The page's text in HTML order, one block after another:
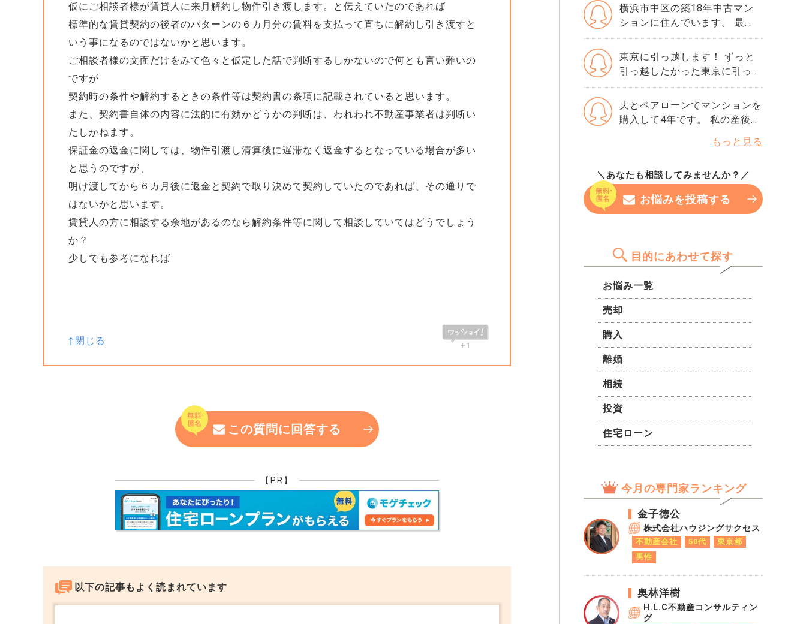
仮にご相談者様が賃貸人に来月解約し物件引き渡します。と伝えていたのであれば
標準的な賃貸契約の後者のパターンの６カ月分の賃料を支払って直ちに解約し引き渡すと
いう事になるのではないかと思います。
ご相談者様の文面だけをみて色々と仮定した話で判断するしかないので何とも言い難いの
ですが
契約時の条件や解約するときの条件等は契約書の条項に記載されていると思います。
また、契約書自体の内容に法的に有効かどうかの判断は、われわれ不動産事業者は判断い
たしかねます。
保証金の返金に関しては、物件引渡し清算後に遅滞なく返金するとなっている場合が多い
と思うのですが、
明け渡してから６カ月後に返金と契約で取り決めて契約していたのであれば、その通りで
はないかと思います。
賃貸人の方に相談する余地があるのなら解約条件等に関して相談していてはどうでしょう
か？
少しでも参考になれば
+1
この質問に回答する
【PR】
以下の記事もよく読まれています
た。 思い当たるのは、数年前
にクレジットカードの引き落と
しが1回だけ遅れたことくらい
です。 ローンやリボ払いもあ
りませんし、借入はほぼゼロで
す。それでも500という数字は
続年数には問題ないと思ってい
るのですが、指数だけで判断さ
れることもありますか？ もし
今から改善できるなら、半年待
ま申し込んでみても大丈夫なの
か…。 専門家の方の率直な意見
を聞きたいです。
ちゃんと確認してから、次の審
査に申し込んだ方がいいです
か？ 他にりそな銀行かSBI新生
銀行で考えています。 この2つ
の銀行の審査基準や違いなど
も、情報が欲しいです。
横浜市中区の築18年中古マン
ションに住んでいます。 最
近、管理組合から管理費と修繕
積立金を合計で月1万円値上げ
する案が出ました。 理由は人
計はギリギリ。 子どもの習い
事や生活費を削る必要がありそ
うで、どうにか反対したい気持
例もあると聞き、 何らかの交
渉や見直しはできないか知りた
東京に引っ越します！ ずっと
引っ越したかった東京に引っ越
します！住みたい街ランキング
はあてにして問題ないでしょう
か？吉祥寺駅は実際のところど
区、千代田区で探してます。
夫とペアローンでマンションを
購入して4年です。 私の産後の
諦めようかと思っています。
だペアローン問題が重く、話し
が平行線のまま進みません。
夫の年収は500万円、私は300
ています。単独ローンに切り替
えても問題ないでしょうか。
もっと見る
＼あなたも相談してみませんか？／
お悩みを投稿する
目的にあわせて探す
お悩み一覧
売却
購入
離婚
相続
投資
住宅ローン
今月の専門家ランキング
金子徳公
株式会社ハウジングサクセス
不動産会社 50代
東京都
男性
奥林洋樹
H.L.C不動産コンサルティン
グ